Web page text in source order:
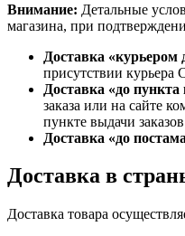
Внимание: Детальные
магазина, при
Доставка «курьером
присутствии
Доставка «до
заказа или на сайте
пункте выдачи
Доставка «до
Доставка в
Доставка товара